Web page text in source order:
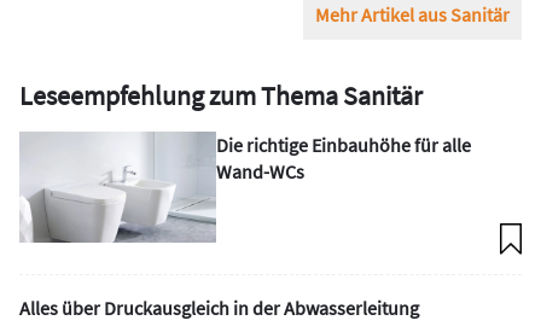
Mehr Artikel aus Sanitär
Leseempfehlung zum Thema Sanitär
Die richtige Einbauhöhe für alle
Wand-WCs
Alles über Druckausgleich in der Abwasserleitung